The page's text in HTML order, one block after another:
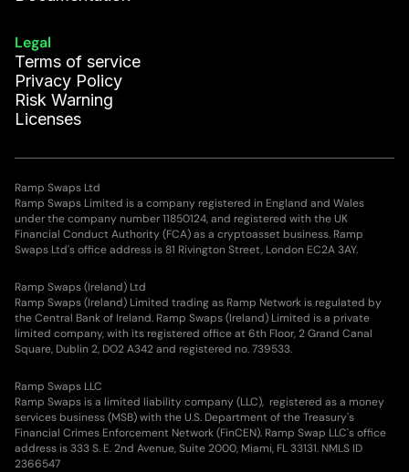
Legal
Terms of service
Privacy Policy
Risk Warning
Licenses
Ramp Swaps Ltd
Ramp Swaps Limited is a company registered in England and Wales
under the company number 11850124, and registered with the UK
Financial Conduct Authority (FCA) as a cryptoasset business. Ramp
Swaps Ltd's office address is 81 Rivington Street, London EC2A 3AY.
Ramp Swaps (Ireland) Ltd
Ramp Swaps (Ireland) Limited trading as Ramp Network is regulated by
the Central Bank of Ireland. Ramp Swaps (Ireland) Limited is a private
limited company, with its registered office at 6th Floor, 2 Grand Canal
Square, Dublin 2, DO2 A342 and registered no. 739533.
Ramp Swaps LLC
Ramp Swaps is a limited liability company (LLC), registered as a money
services business (MSB) with the U.S. Department of the Treasury's
Financial Crimes Enforcement Network (FinCEN). Ramp Swap LLC's office
address is 333 S. E. 2nd Avenue, Suite 2000, Miami, FL 33131. NMLS ID
2366547